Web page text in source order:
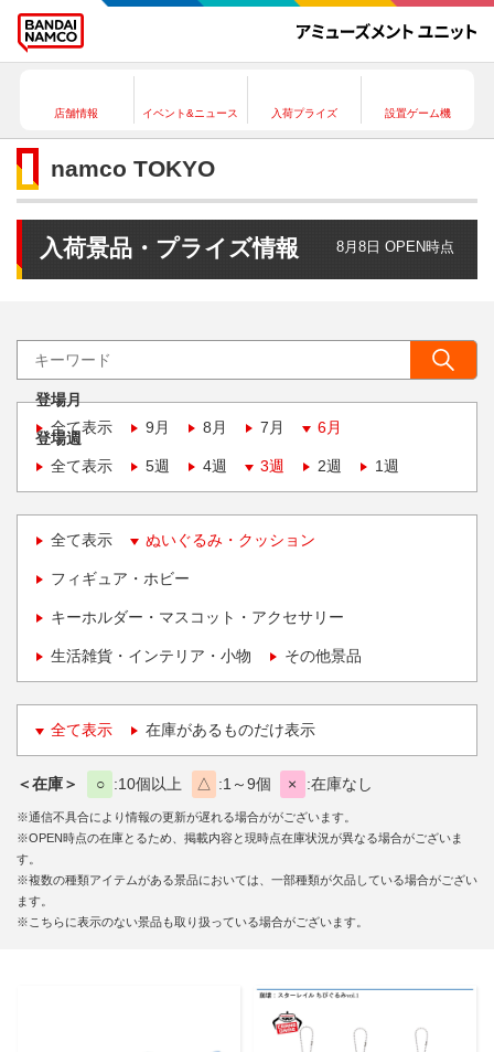
店舗情報 イベント&ニュース 入荷プライズ 設置ゲーム機
namco TOKYO
入荷景品・プライズ情報 8月8日 OPEN時点
登場月
全て表示
9月 8月 7月 6月
登場週
全て表示
5週 4週 3週 2週 1週
全て表示 ぬいぐるみ・クッション
フィギュア・ホビー
キーホルダー・マスコット・アクセサリー
生活雑貨・インテリア・小物 その他景品
全て表示 在庫があるものだけ表示
＜在庫＞ ○ 10個以上 △ 1～9個 × 在庫なし
※通信不具合により情報の更新が遅れる場合ががございます。
※OPEN時点の在庫とるため、掲載内容と現時点在庫状況が異なる場合がございま
す。
※複数の種類アイテムがある景品においては、一部種類が欠品している場合がござい
ます。
※こちらに表示のない景品も取り扱っている場合がございます。